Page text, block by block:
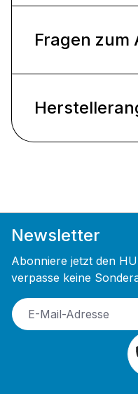
Fragen zum
Newsletter
Abonniere jetzt den
verpasse keine